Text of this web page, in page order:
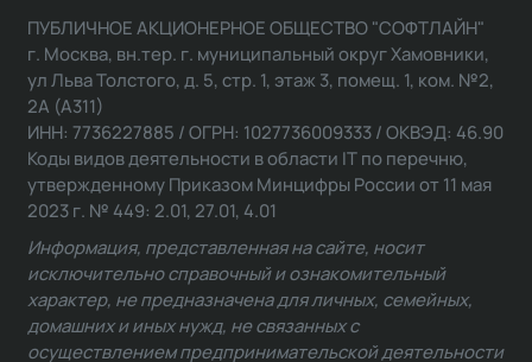
ПУБЛИЧНОЕ АКЦИОНЕРНОЕ ОБЩЕСТВО "СОФТЛАЙН"
г. Москва, вн.тер. г. муниципальный округ Хамовники,
ул Льва Толстого, д. 5, стр. 1, этаж 3, помещ. 1, ком. №2,
2А (А311)
ИНН: 7736227885 / ОГРН: 1027736009333 / ОКВЭД: 46.90
Коды видов деятельности в области IT по перечню,
утвержденному Приказом Минцифры России от 11 мая
2023 г. № 449: 2.01, 27.01, 4.01
Информация, представленная на сайте, носит
исключительно справочный и ознакомительный
характер, не предназначена для личных, семейных,
домашних и иных нужд, не связанных с
осуществлением предпринимательской деятельности